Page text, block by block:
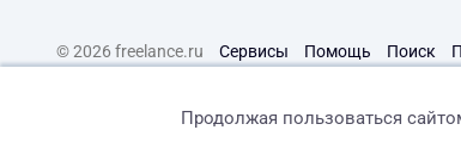
© 2026 freelance.ru Сервисы Помощь Поиск
Продолжая пользоваться